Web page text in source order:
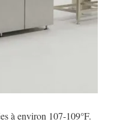
à environ 107-109°F.